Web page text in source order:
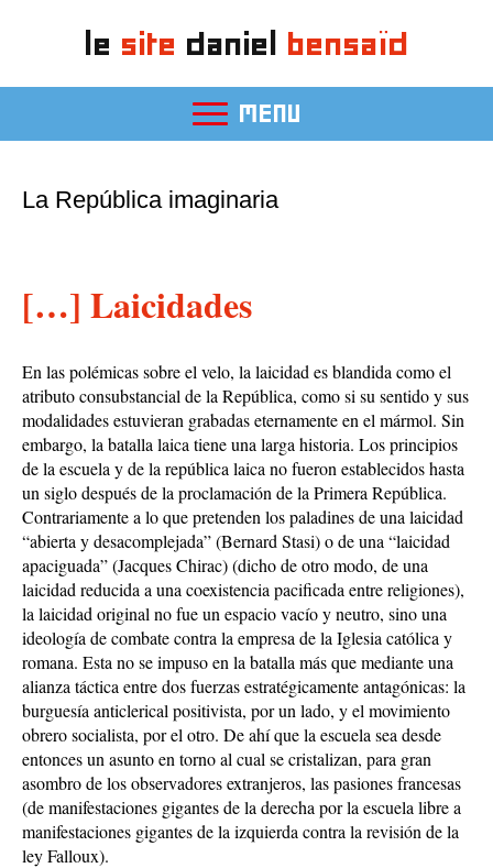
le site daniel bensaïd
MENU
La República imaginaria
[…] Laicidades
En las polémicas sobre el velo, la laicidad es blandida como el
atributo consubstancial de la República, como si su sentido y sus
modalidades estuvieran grabadas eternamente en el mármol. Sin
embargo, la batalla laica tiene una larga historia. Los principios
de la escuela y de la república laica no fueron establecidos hasta
un siglo después de la proclamación de la Primera República.
Contrariamente a lo que pretenden los paladines de una laicidad
“abierta y desacomplejada” (Bernard Stasi) o de una “laicidad
apaciguada” (Jacques Chirac) (dicho de otro modo, de una
laicidad reducida a una coexistencia pacificada entre religiones),
la laicidad original no fue un espacio vacío y neutro, sino una
ideología de combate contra la empresa de la Iglesia católica y
romana. Esta no se impuso en la batalla más que mediante una
alianza táctica entre dos fuerzas estratégicamente antagónicas: la
burguesía anticlerical positivista, por un lado, y el movimiento
obrero socialista, por el otro. De ahí que la escuela sea desde
entonces un asunto en torno al cual se cristalizan, para gran
asombro de los observadores extranjeros, las pasiones francesas
(de manifestaciones gigantes de la derecha por la escuela libre a
manifestaciones gigantes de la izquierda contra la revisión de la
ley Falloux).